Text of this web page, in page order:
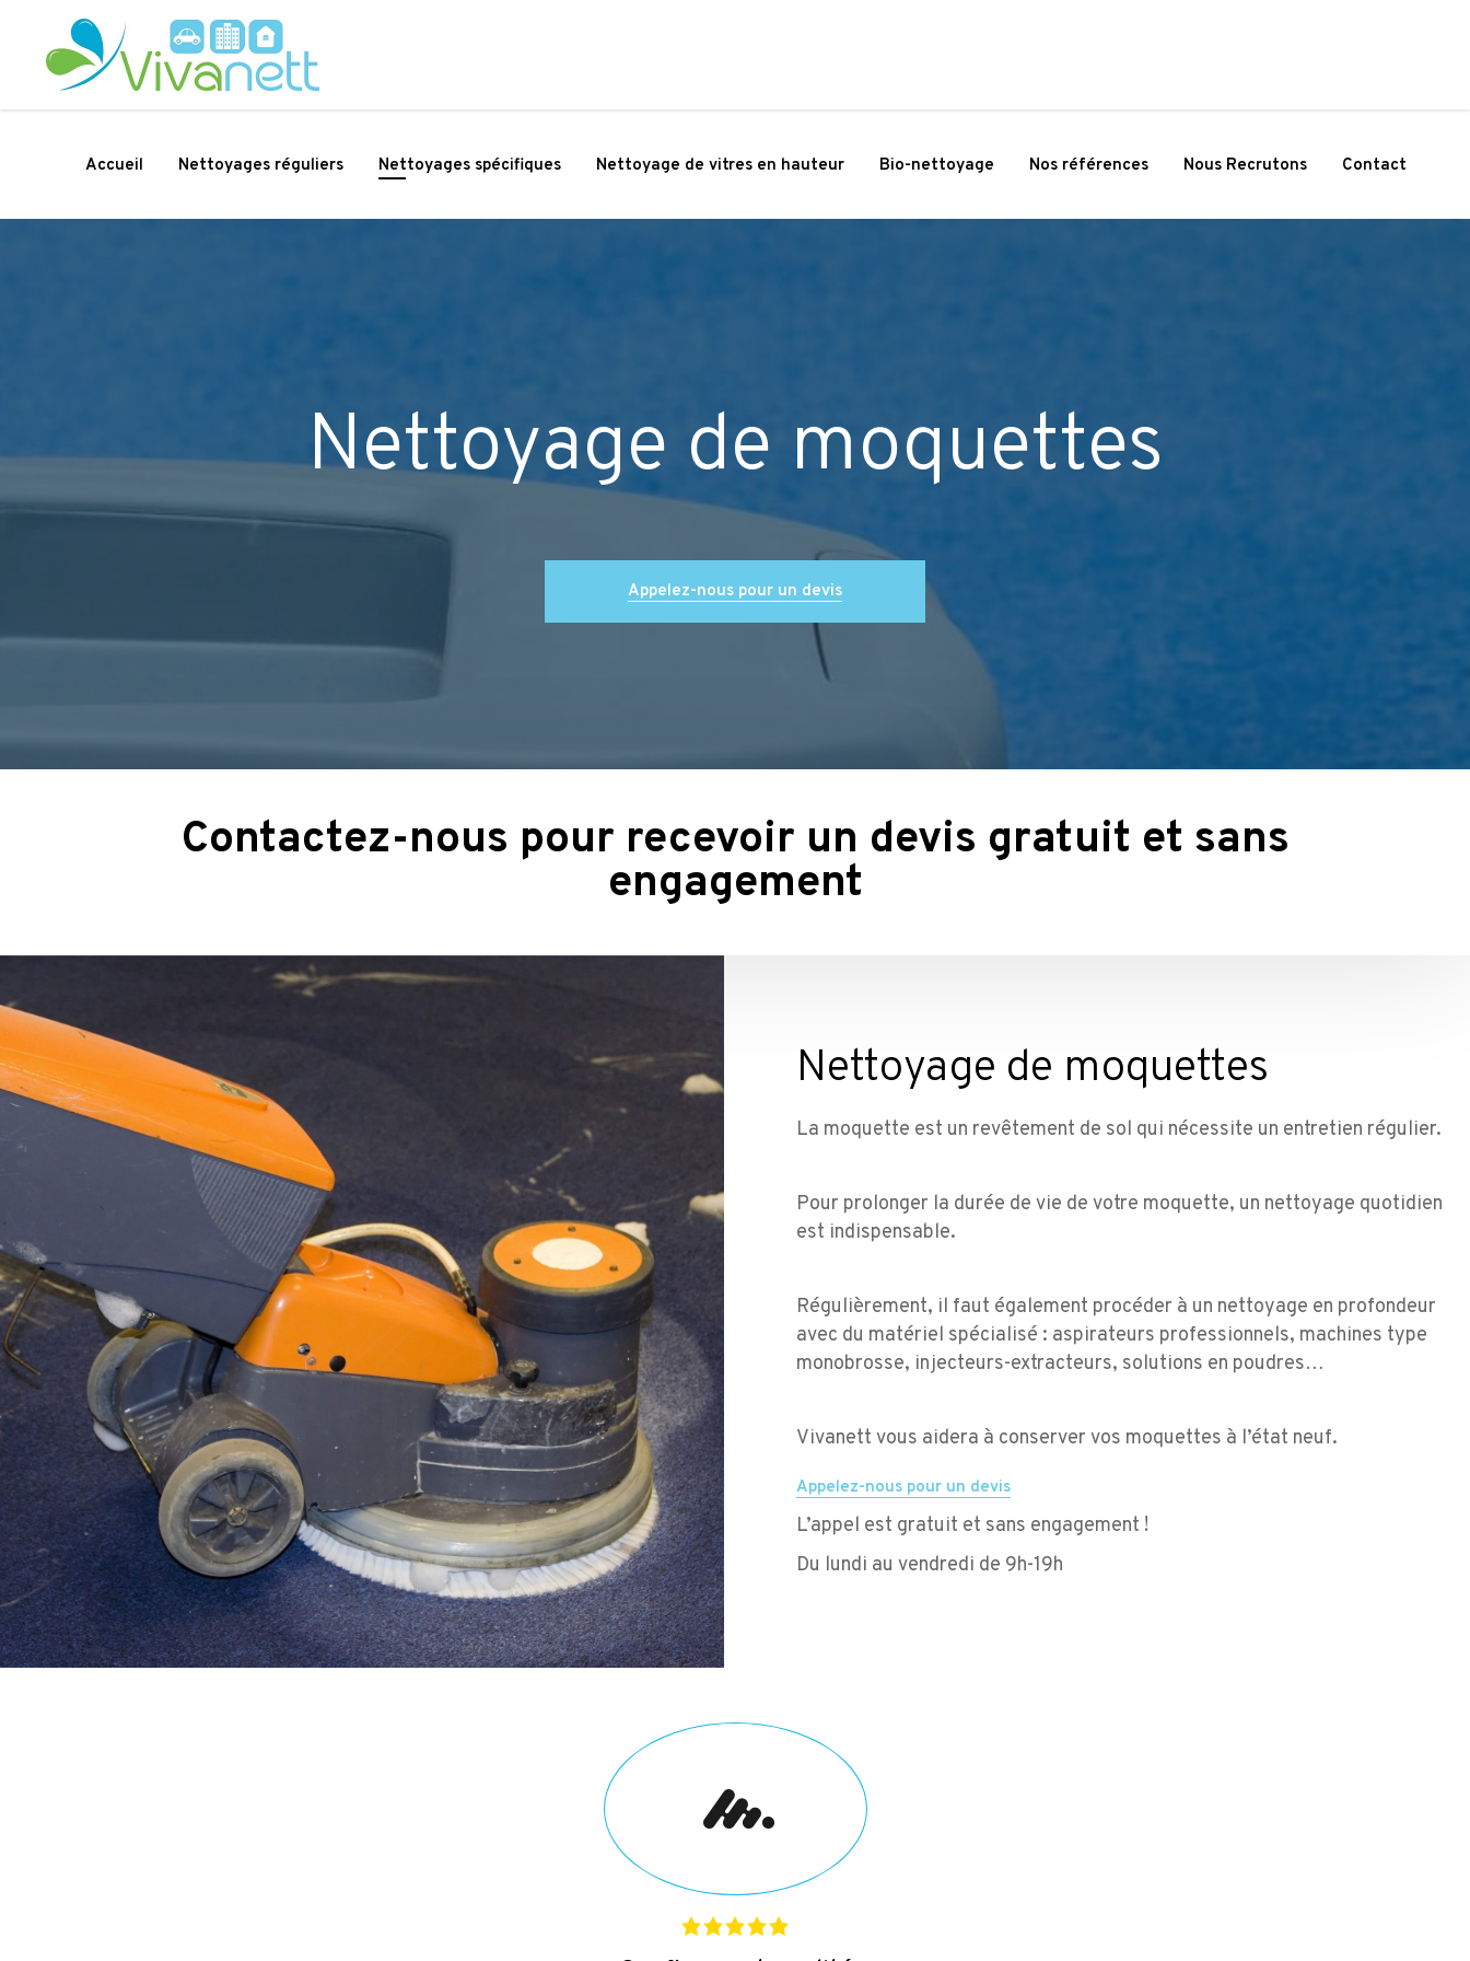
Accueil Nettoyages réguliers Nettoyages spécifiques Nettoyage de vitres en hauteur Bio-nettoyage Nos références Nous Recrutons Contact
Nettoyage de moquettes
Appelez-nous pour un devis
Contactez-nous pour recevoir un devis gratuit et sans
engagement
Nettoyage de moquettes
La moquette est un revêtement de sol qui nécessite un entretien régulier.
Pour prolonger la durée de vie de votre moquette, un nettoyage quotidien
est indispensable.
Régulièrement, il faut également procéder à un nettoyage en profondeur
avec du matériel spécialisé : aspirateurs professionnels, machines type
monobrosse, injecteurs-extracteurs, solutions en poudres…
Vivanett vous aidera à conserver vos moquettes à l’état neuf.
Appelez-nous pour un devis
L’appel est gratuit et sans engagement !
Du lundi au vendredi de 9h-19h